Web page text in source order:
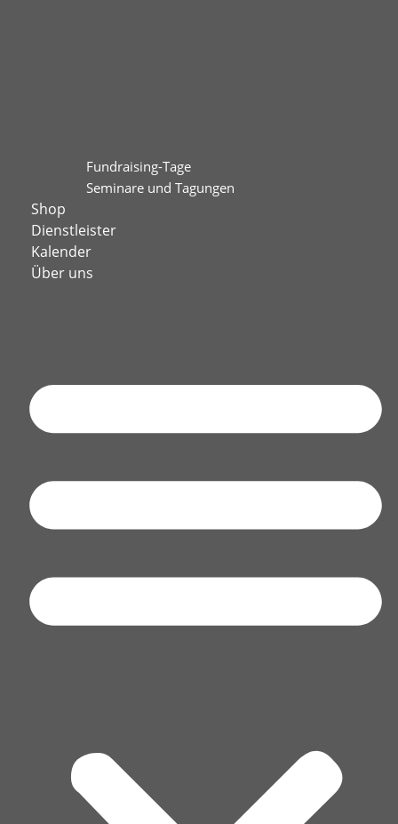
Fundraising-Tage
Seminare und Tagungen
Shop
Dienstleister
Kalender
Über uns